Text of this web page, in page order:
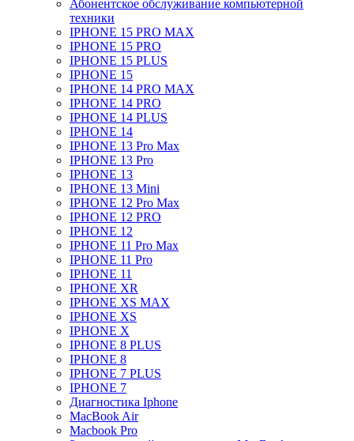
Абонентское обслуживание компьютерной
техники
IPHONE 15 PRO MAX
IPHONE 15 PRO
IPHONE 15 PLUS
IPHONE 15
IPHONE 14 PRO MAX
IPHONE 14 PRO
IPHONE 14 PLUS
IPHONE 14
IPHONE 13 Pro Max
IPHONE 13 Pro
IPHONE 13
IPHONE 13 Mini
IPHONE 12 Pro Max
IPHONE 12 PRO
IPHONE 12
IPHONE 11 Pro Max
IPHONE 11 Pro
IPHONE 11
IPHONE XR
IPHONE XS MAX
IPHONE XS
IPHONE X
IPHONE 8 PLUS
IPHONE 8
IPHONE 7 PLUS
IPHONE 7
Диагностика Iphone
MacBook Air
Macbook Pro